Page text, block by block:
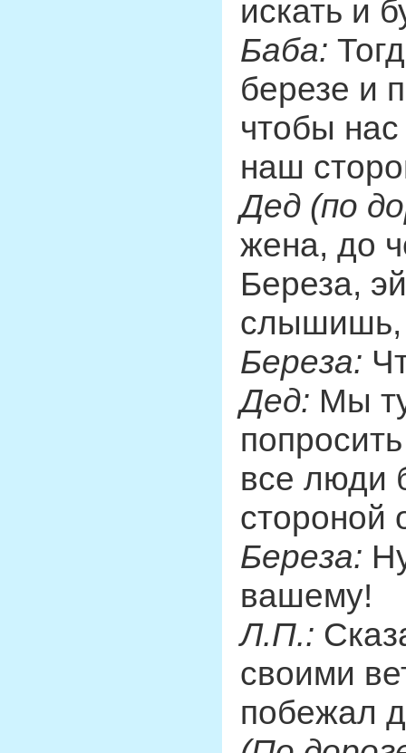
искать и
Баба:
березе и
чтобы
наш
Дед (по
жена, до
Береза,
слышишь,
Береза:
Дед: Мы
все люди
стороной
Береза:
вашему!
Л.П.:
своими
побежал